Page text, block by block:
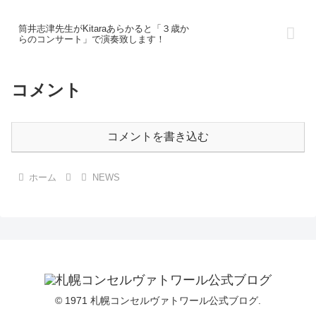
筒井志津先生がKitaraあらかると「３歳か
らのコンサート」で演奏致します！
コメント
コメントを書き込む
ホーム NEWS
© 1971 札幌コンセルヴァトワール公式ブログ.